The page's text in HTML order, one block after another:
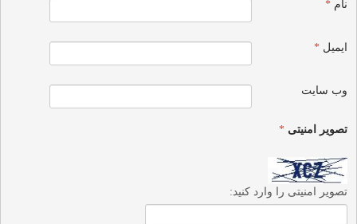
نام*
ایمیل*
وب‌ سایت
تصویر امنیتی*
تصویر امنیتی را وارد کنید: